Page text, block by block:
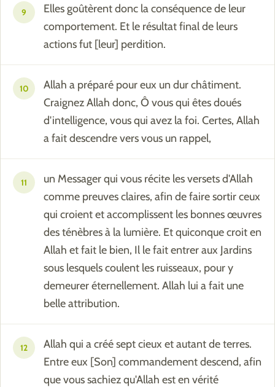
9
Elles goûtèrent donc la conséquence de leur
comportement. Et le résultat final de leurs
actions fut [leur] perdition.
10
Allah a préparé pour eux un dur châtiment.
Craignez Allah donc, Ô vous qui êtes doués
d'intelligence, vous qui avez la foi. Certes, Allah
a fait descendre vers vous un rappel,
11
un Messager qui vous récite les versets d'Allah
comme preuves claires, afin de faire sortir ceux
qui croient et accomplissent les bonnes œuvres
des ténèbres à la lumière. Et quiconque croit en
Allah et fait le bien, Il le fait entrer aux Jardins
sous lesquels coulent les ruisseaux, pour y
demeurer éternellement. Allah lui a fait une
belle attribution.
12
Allah qui a créé sept cieux et autant de terres.
Entre eux [Son] commandement descend, afin
que vous sachiez qu'Allah est en vérité